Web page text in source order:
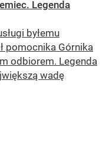
Legenda
byłemu
pomocnika Górnika
odbiorem. Legenda
wadę